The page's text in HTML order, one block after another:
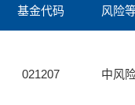
基金代码 风险
021207 中风